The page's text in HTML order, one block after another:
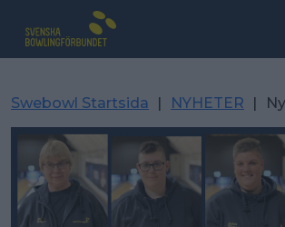
Swebowl Startsida | NYHETER |